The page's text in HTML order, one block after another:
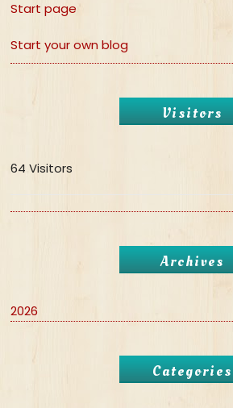
Start page
Start your own blog
Visitors
64 Visitors
Archives
2026
Categories